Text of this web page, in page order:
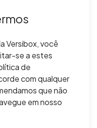
Versibox, você
se a estes
de
com qualquer
que não
em nosso